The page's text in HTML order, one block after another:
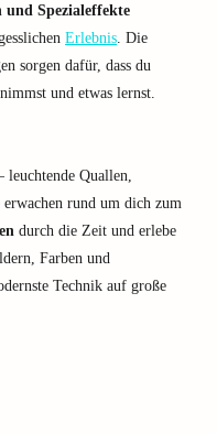
und Spezialeffekte
Erlebnis. Die
sorgen dafür, dass du
und etwas lernst.
leuchtende Quallen,
erwachen rund um dich zum
durch die Zeit und erlebe
Farben und
Technik auf große